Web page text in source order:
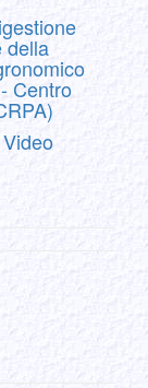
della
Centro